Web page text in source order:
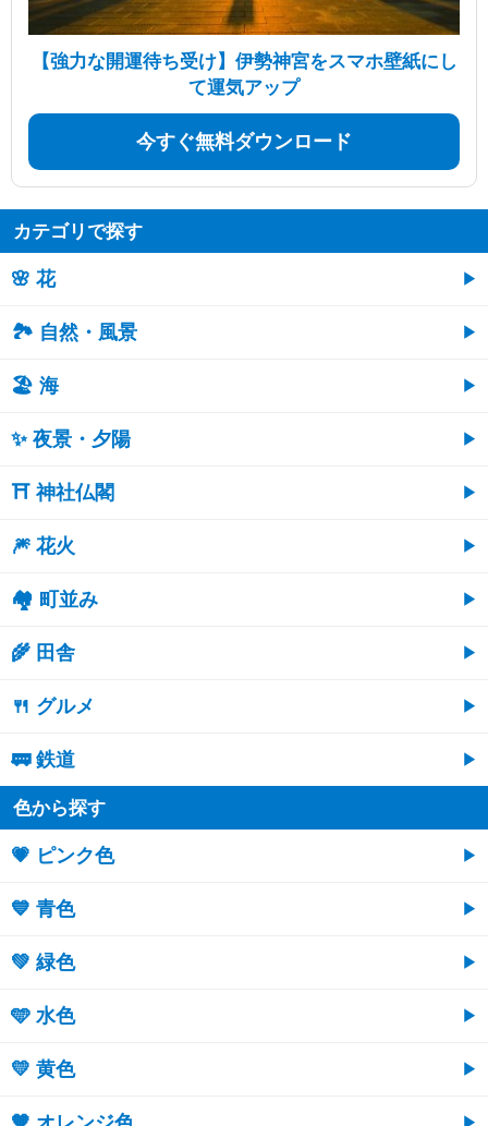
【強力な開運待ち受け】伊勢神宮をスマホ壁紙にし
て運気アップ
今すぐ無料ダウンロード
カテゴリで探す
🌸 花
🏞️ 自然・風景
🏖 海
✨ 夜景・夕陽
⛩ 神社仏閣
🎆 花火
🏘 町並み
🌾 田舎
🍴 グルメ
🚃 鉄道
色から探す
💗 ピンク色
💙 青色
💚 緑色
🩵 水色
💛 黄色